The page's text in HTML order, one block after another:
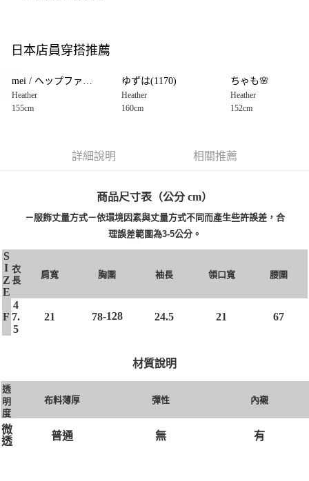
全盈+PAY
相關說明
【大哥付你分期使用說明】
1.本服務由台灣大哥大提供，台灣大哥大用戶可立即使用無須另外申請。
3.實際核准額度、可分期數及費用金額請依後續交易確認頁面所載為準。
【繳款方式說明】
1.分期款項不併入電信帳單，「大哥付你分期」於每月結算日後寄送繳費提
2.透過簡訊連結打開帳單後，可選擇「超商條碼／台灣大直營門市／銀行轉
【注意事項】
1.本服務係由「台灣大哥大股份有限公司」（以下簡稱本公司）所提供，讓
用戶於交易時，得透過本服務購買商品或服務，並由商店將買賣／分期付款
買賣價金債權讓與本公司後，依約使用本公司帳單繳交帳款。
2.基於同意付款使用「大哥付你分期」之契約關係目的，商店將以您的個人
由本公司與您本人進行分期帳單所需資料之確認、核對及更正。
3.完整用戶服務條款，請詳閱以下連結：
https://oppay.tw/userRule
AFTEE先享後付
AFTEE先享後付是「在收到商品之後才付款」的支付方式。 讓您購物簡單便
２．便利：只要手機號碼，簡訊認證，即可結帳。
３．安心：先確認商品／服務後，再付款。
【「AFTEE先享後付」結帳流程】
１．於結帳方式選擇「AFTEE先享後付」後，將跳轉至「AFTEE先享後付」
２．訂單成立數日內，您將收到繳費通知簡訊。
３．收到繳費通知簡訊後14天內，點擊此簡訊中的連結，可透過四大超商／
※ 請注意：結帳手續完成當下不需立刻繳費，但若您需要取消訂單，請聯絡
購買商品的店家。未經商家同意取消之訂單仍視為有效，需透過AFTEE先享
後付繳納相關費用。
https://netprotections.freshdesk.com/support/home
１．透過由恩沛科技股份有限公司提供之「AFTEE先享後付」服務完成之交
２．關於個人資料處理事宜，請瀏覽以下網址：
https://aftee.tw/terms/#terms3
每筆NT$80，滿NT$1,500(含以上)免運費
7-11 取貨付款
付款後 7-11取貨
每筆NT$80，滿NT$1,500(含以上)免運費
日本店員穿搭推薦
mei / ヘップファイブ(776)
Heather
155cm
ゆずは(1170)
Heather
160cm
ちゃも🌸
Heather
152cm
詳細說明 相關推薦
商品尺寸表（公分 cm）
－服飾丈量方式－依環境因素與丈量方式不同而產生些許誤差，合
理誤差範圍為3-5公分。
S
I
Z
E
衣
長
肩寬 胸圍 袖長 領口寬 腰圍
F
4
7.
5
21 78-128 24.5 21 67
材質說明
透
明
度
布料薄厚 彈性 內襯
微
透
普通 無 有